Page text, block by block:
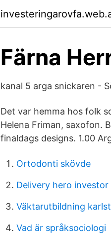
Färna
kanal 5 arga snickaren -
Det var hemma hos folk
Helena Friman, saxofon.
finaldags designs. 1.00
Ortodonti skövde
Delivery hero
Väktarutbildning
Vad är språksociologi